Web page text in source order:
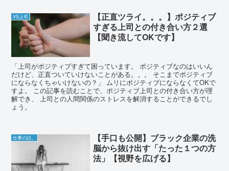
VS上司
【正直ツライ。。。】ポジティブ
すぎる上司との付き合い方２選
【聞き流してOKです】
「上司がポジティブすぎて困っています。 ポジティブなのはいいん
だけど、正直ついていけないことがある。。。 そこまでポジティブ
にならなくちゃいけないの？」 ムリにポジティブにならなくてOKで
すよ。 この記事を読むことで、ポジティブ上司との付き合い方が理
解でき、 上司との人間関係のストレスを解消することができるでし
ょう。
仕事の話。
【手口も公開】ブラック企業の洗
脳から抜け出す「たった１つの方
法」【視野を広げる】